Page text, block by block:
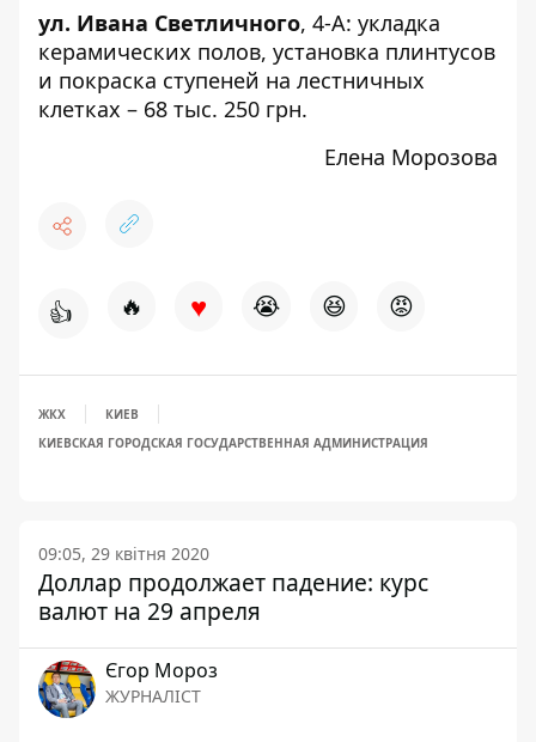
ул. Ивана Светличного, 4-А: укладка
керамических полов, установка плинтусов
и покраска ступеней на лестничных
клетках – 68 тыс. 250 грн.
Елена Морозова
👍 🔥 ♥ 😭 😆 😡
ЖКХ
КИЕВ
КИЕВСКАЯ ГОРОДСКАЯ ГОСУДАРСТВЕННАЯ АДМИНИСТРАЦИЯ
09:05, 29 квітня 2020
Доллар продолжает падение: курс
валют на 29 апреля
Єгор Мороз
ЖУРНАЛІСТ